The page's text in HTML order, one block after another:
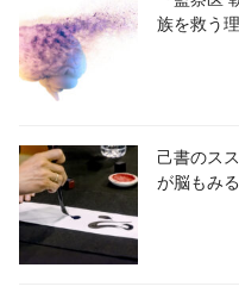
族を救う
己書のス
が脳もみ